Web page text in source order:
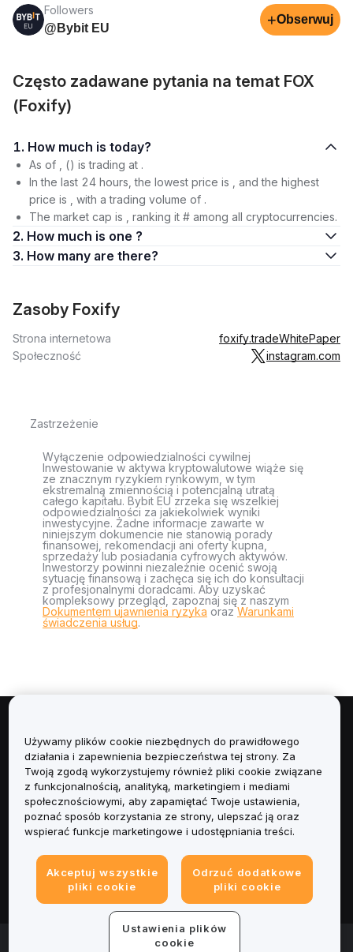
Followers
@Bybit EU
+Obserwuj
Często zadawane pytania na temat FOX
(Foxify)
1. How much is today?
As of , () is trading at .
In the last 24 hours, the lowest price is , and the highest
price is , with a trading volume of .
The market cap is , ranking it # among all cryptocurrencies.
2. How much is one ?
3. How many are there?
Zasoby Foxify
Strona internetowa foxify.tradeWhitePaper
Społeczność
instagram.com
Zastrzeżenie
Wyłączenie odpowiedzialności cywilnej
Inwestowanie w aktywa kryptowalutowe wiąże się
ze znacznym ryzykiem rynkowym, w tym
ekstremalną zmiennością i potencjalną utratą
całego kapitału. Bybit EU zrzeka się wszelkiej
odpowiedzialności za jakiekolwiek wyniki
inwestycyjne. Żadne informacje zawarte w
niniejszym dokumencie nie stanowią porady
finansowej, rekomendacji ani oferty kupna,
sprzedaży lub posiadania cyfrowych aktywów.
Inwestorzy powinni niezależnie ocenić swoją
sytuację finansową i zachęca się ich do konsultacji
z profesjonalnymi doradcami. Aby uzyskać
kompleksowy przegląd, zapoznaj się z naszym
Dokumentem ujawnienia ryzyka orazWarunkami
świadczenia usług.
Informacje
Usługi
Obsługa Klienta
Informacje prawne
© 2025-2026 Bybit.eu. All rights reserved.
Używamy plików cookie niezbędnych do prawidłowego
działania i zapewnienia bezpieczeństwa tej strony. Za
Twoją zgodą wykorzystujemy również pliki cookie związane
z funkcjonalnością, analityką, marketingiem i mediami
społecznościowymi, aby zapamiętać Twoje ustawienia,
poznać sposób korzystania ze strony, ulepszać ją oraz
wspierać funkcje marketingowe i udostępniania treści.
Akceptuj wszystkie
pliki cookie
Odrzuć dodatkowe
pliki cookie
Ustawienia plików
cookie